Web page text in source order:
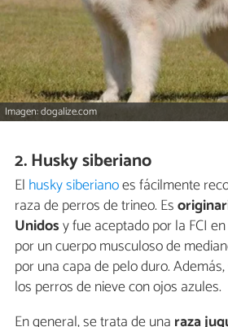
Imagen: dogalize.com
2. Husky siberiano
El husky siberianoes fácilmente
raza de perros de trineo. Es
Unidosy fue aceptado por la FCI
por un cuerpo musculoso de
por una capa de pelo duro.
los perros de nieve con ojos azules.